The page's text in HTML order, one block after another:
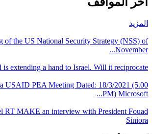
المزيد
of the US National Security Strategy (NSS) of
November...
extending a hand to Israel. Will it reciprocate
USAID PEA Meeting Dated: 18/3/2021 (5.00
PM) Microsoft...
RT MAKE an interview with President Fouad
Siniora